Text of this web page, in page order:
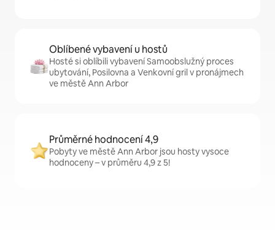
Oblíbené vybavení u hostů
Hosté si oblíbili vybavení Samoobslužný proces
ubytování, Posilovna a Venkovní gril v pronájmech
ve městě Ann Arbor
Průměrné hodnocení 4,9
Pobyty ve městě Ann Arbor jsou hosty vysoce
hodnoceny – v průměru 4,9 z 5!